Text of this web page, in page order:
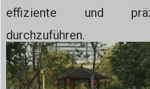
effiziente und
durchzuführen.